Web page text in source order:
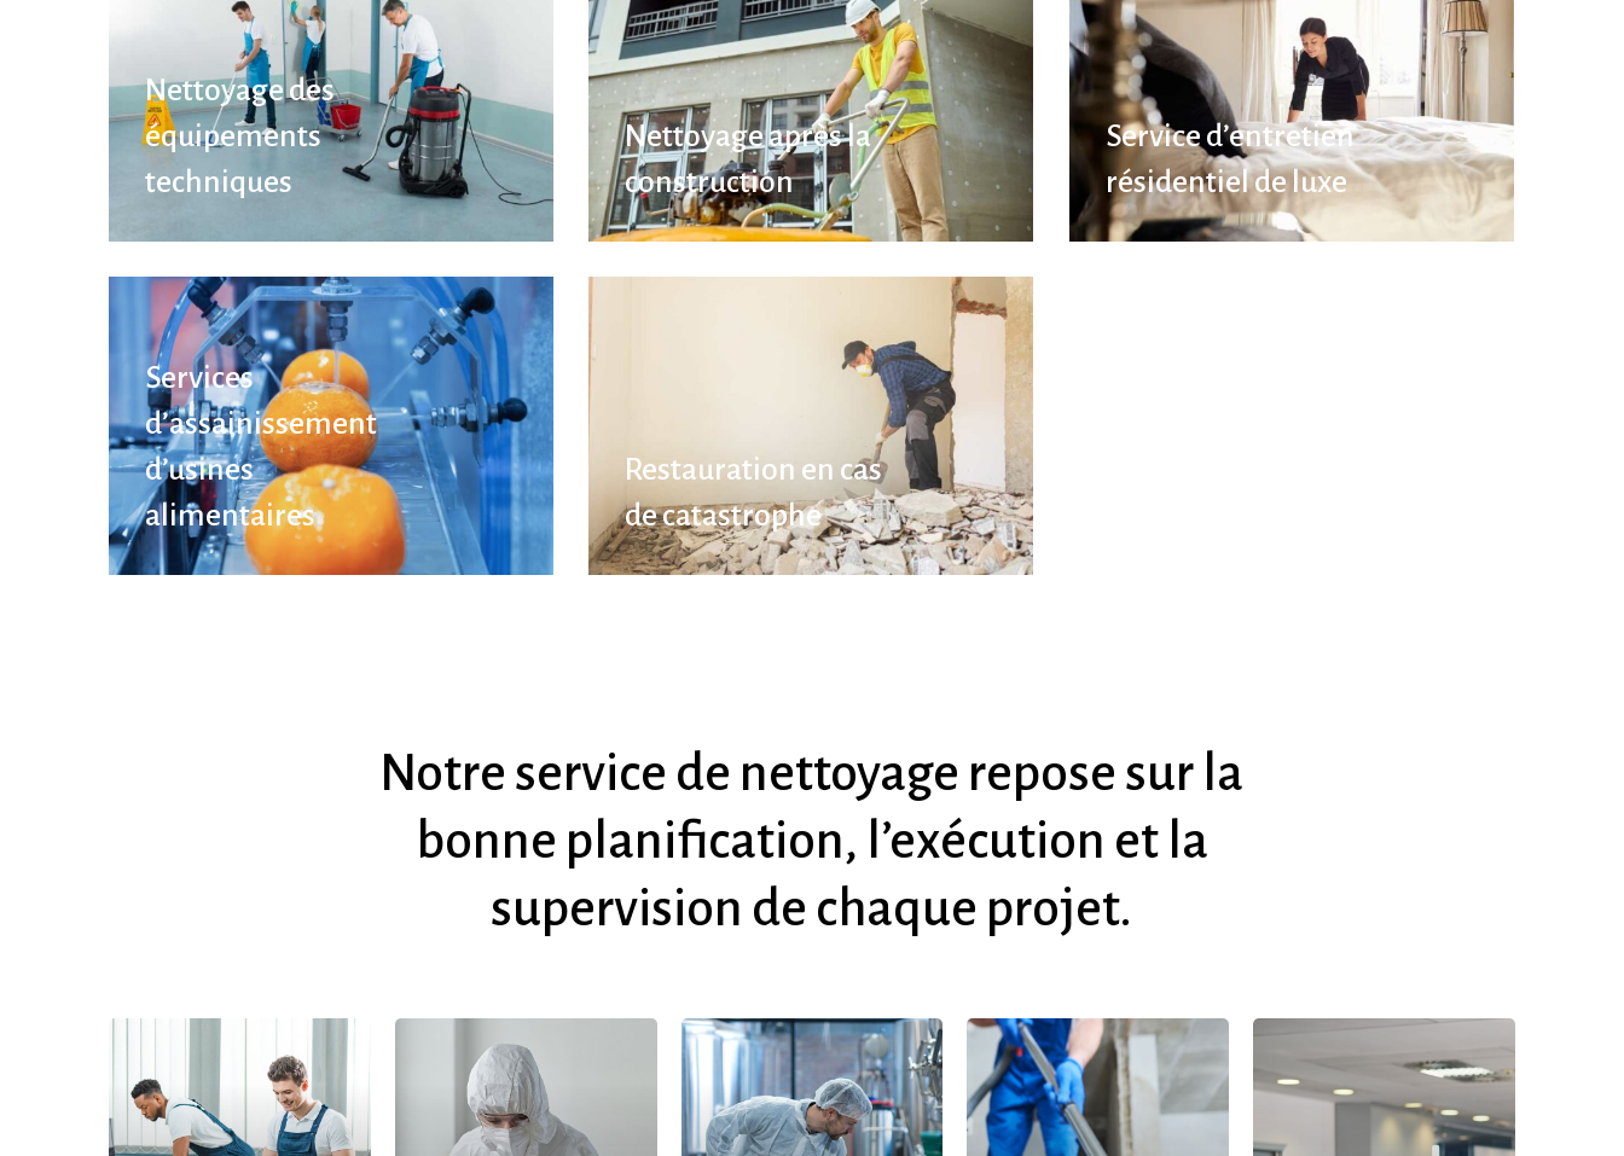
Nettoyage des
équipements
techniques
Nettoyage après la
construction
Service d’entretien
résidentiel de luxe
Services
d’assainissement
d’usines
alimentaires
Restauration en cas
de catastrophe
Notre service de nettoyage repose sur la
bonne planification, l’exécution et la
supervision de chaque projet.